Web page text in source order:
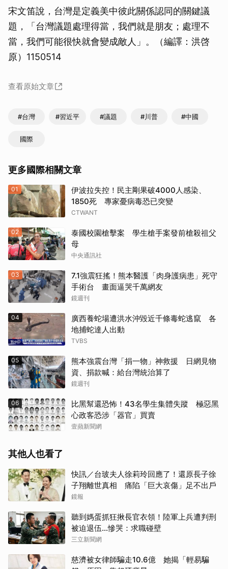
宋文笛說，台灣是定義美中彼此關係認同的關鍵議
題，「台灣議題處理得當，我們就是朋友；處理不
當，我們可能很快就會變成敵人」。（編譯：洪啓
原）1150514
查看原始文章
#台灣 #習近平 #議題 #川普 #中國
國際
更多國際相關文章
01
伊波拉失控！民主剛果破4000人感染、
1850死 專家憂病毒恐已突變
CTWANT
02
泰國校園槍擊案 學生槍手案發前槍殺祖父
母
中央通訊社
03
7.1強震狂搖！熊本醫護「肉身護病患」死守
手術台 畫面逼哭千萬網友
鏡週刊
04
廣西養蛇場遭洪水沖毀近千條毒蛇逃竄 各
地捕蛇達人出動
TVBS
05
熊本強震台灣「捐一物」神救援 日網見物
資、捐款喊：給台灣統治算了
鏡週刊
06
比黑幫還恐怖！43名學生集體失蹤 極惡黑
心政客恐涉「器官」買賣
壹蘋新聞網
其他人也看了
快訊／台玻夫人徐莉玲回應了！還原長子徐
子翔離世真相 痛陷「巨大哀傷」足不出戶
鏡報
聽到媽蛋抓狂揪長官衣領！陸軍上兵遭判刑
被迫退伍…慘哭：求職碰壁
三立新聞網
慈濟被女律師騙走10.6億 她揭「輕易騙